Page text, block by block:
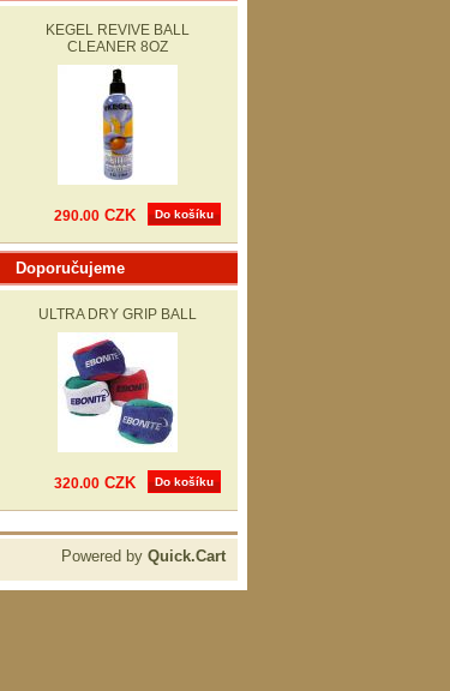
KEGEL REVIVE BALL
CLEANER 8OZ
Do košíku
290.00 CZK
Doporučujeme
ULTRA DRY GRIP BALL
Do košíku
320.00 CZK
Powered by Quick.Cart